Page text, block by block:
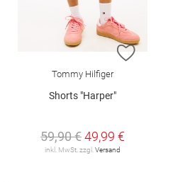
WUNSCHLISTE HINZUFÜGEN
ZUR
Tommy Hilfiger
Shorts "Harper"
59,90 €49,99 €
inkl. MwSt. zzgl. Versand